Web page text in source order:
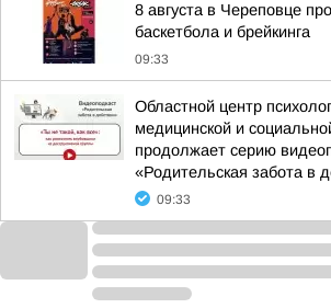
8 августа в Череповце
баскетбола и брейкинга
09:33
Областной центр
медицинской и
продолжает серию
«Родительская забота в
09:33